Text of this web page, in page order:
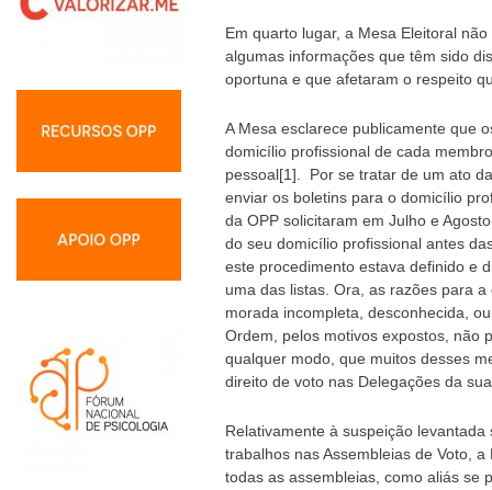
Em quarto lugar, a Mesa Eleitoral
algumas informações que têm sido
oportuna e que afetaram o respeito
A Mesa esclarece publicamente que
domicílio profissional de cada
pessoal[1]. Por se tratar de um ato
enviar os boletins para o domicílio
da OPP solicitaram em Julho e
do seu domicílio profissional antes
este procedimento estava definido e
uma das listas. Ora, as razões para
morada incompleta, desconhecida,
Ordem, pelos motivos expostos, não
qualquer modo, que muitos desses
direito de voto nas Delegações da
Relativamente à suspeição
trabalhos nas Assembleias de Voto,
todas as assembleias, como aliás se